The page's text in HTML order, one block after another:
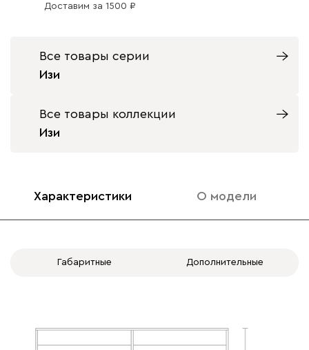
Доставим за 1500
Все товары серии
Изи
Все товары коллекции
Изи
Характеристики О модели
Габаритные Дополнительные